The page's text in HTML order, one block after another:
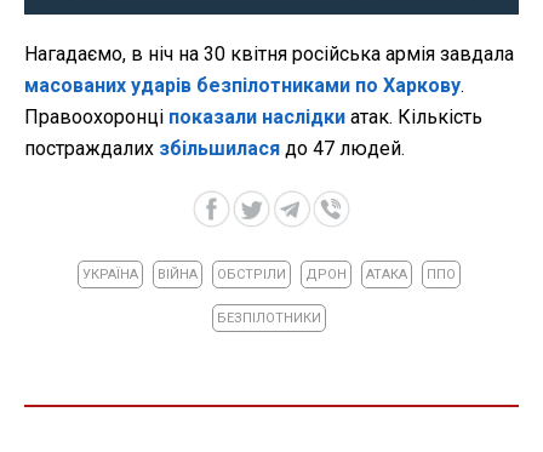
Нагадаємо, в ніч на 30 квітня російська армія завдала
масованих ударів безпілотниками по Харкову.
Правоохоронці показали наслідки атак. Кількість
постраждалих збільшилася до 47 людей.
УКРАЇНА ВІЙНА ОБСТРІЛИ ДРОН АТАКА ППО
БЕЗПІЛОТНИКИ